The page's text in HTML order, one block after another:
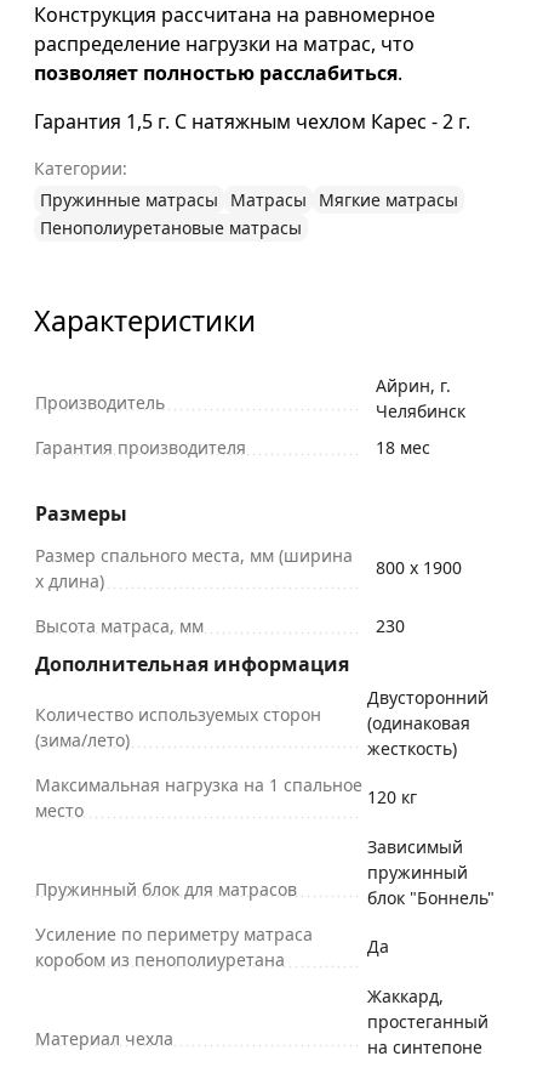
Конструкция рассчитана на равномерное
распределение нагрузки на матрас, что
позволяет полностью расслабиться.
Гарантия 1,5 г. С натяжным чехлом Карес - 2 г.
Категории:
Пружинные матрасы
Матрасы
Мягкие матрасы
Пенополиуретановые матрасы
Характеристики
Производитель
Айрин, г.
Челябинск
Гарантия производителя
18 мес
Размеры
Размер спального места, мм (ширина
х длина)
800 х 1900
Высота матраса, мм 230
Дополнительная информация
Количество используемых сторон
(зима/лето)
Двусторонний
(одинаковая
жесткость)
Максимальная нагрузка на 1 спальное
место
120 кг
Пружинный блок для матрасов
Зависимый
пружинный
блок "Боннель"
Усиление по периметру матраса
коробом из пенополиуретана
Да
Материал чехла
Жаккард,
простеганный
на синтепоне